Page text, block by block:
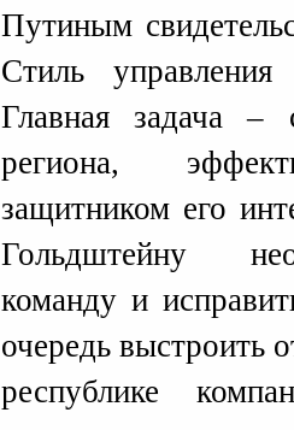
Путиным
Стиль
Главная задача –
региона,
защитником его
Гольдштейну
команду и
очередь выстроить
республике